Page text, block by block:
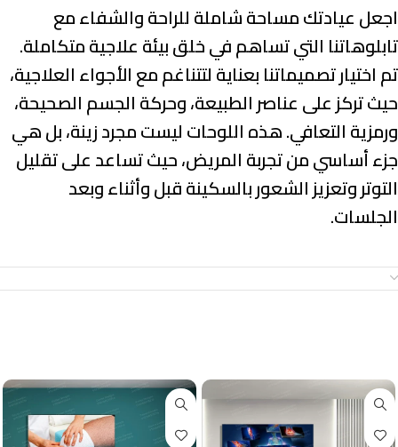
اجعل عيادتك مساحة شاملة للراحة والشفاء مع
تابلوهاتنا التي تساهم فيخلق بيئة علاجية متكاملة.
تم اختيار تصميماتنا بعناية لتتناغم مع الأجواء العلاجية،
حيث تركز علىعناصر الطبيعة، وحركة الجسم الصحيحة،
ورمزية التعافي. هذه اللوحات ليست مجرد زينة، بل هي
جزء أساسي من تجربة المريض، حيث تساعد على تقليل
التوتر وتعزيز الشعور بالسكينة قبل وأثناء وبعد
الجلسات.